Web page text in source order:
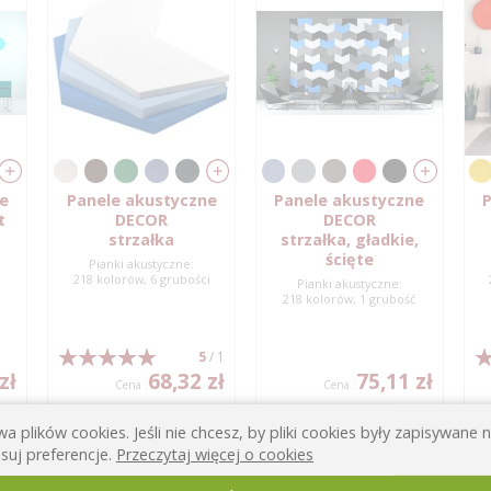
Panele akustyczne
DECOR
strzałka
Pianki akustyczne:
218 kolorów, 6 grubości
5/ 1
Cena :68,32 zł
Panele akustyczne
DECOR
strzałka, gładkie,
ścięte
Pianki akustyczne:
218 kolorów, 1 grubość
Cena :75,11 zł
plików cookies. Jeśli nie chcesz, by pliki cookies były zapisywane
preferencje. Przeczytaj więcej o cookies